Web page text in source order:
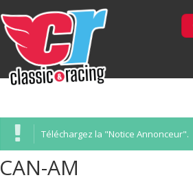
Téléchargez la "Notice Annonceur".
CAN-AM